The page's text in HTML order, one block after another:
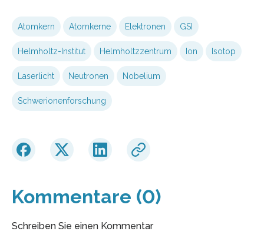
Atomkern Atomkerne Elektronen GSI
Helmholtz-Institut Helmholtzzentrum Ion Isotop
Laserlicht Neutronen Nobelium
Schwerionenforschung
Kommentare (0)
Schreiben Sie einen Kommentar